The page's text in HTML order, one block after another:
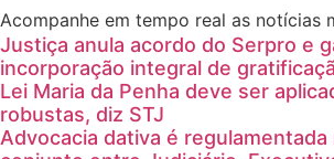
Acompanhe em tempo real as notícias
Justiça anula acordo do Serpro e
incorporação integral de
Lei Maria da Penha deve ser
robustas, diz STJ
Advocacia dativa é regulamentada